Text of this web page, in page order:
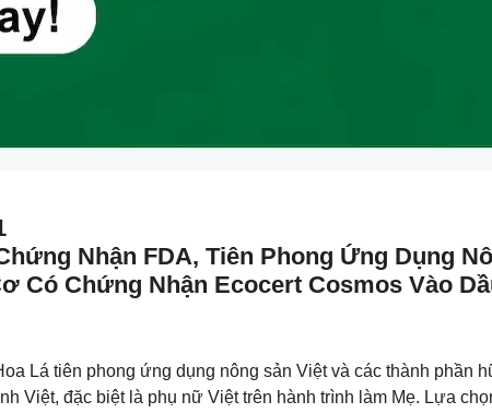
Nhận FDA, Tiên Phong Ứng Dụng
Có Chứng Nhận Ecocert Cosmos Vào
Lá tiên phong ứng dụng nông sản Việt và các thành phần
Việt, đặc biệt là phụ nữ Việt trên hành trình làm Mẹ. Lựa